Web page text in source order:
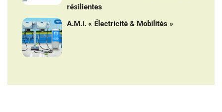
résilientes
A.M.I. « Électricité & Mobilités »